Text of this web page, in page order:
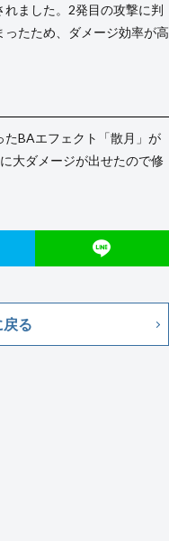
ました。2発目の攻撃に判
たため、ダメージ効率が高
BAエフェクト「散月」が
大ダメージが出せたので修
戻る